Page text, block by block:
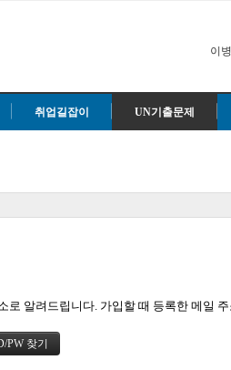
이
취업길잡이 UN기출문제
로 알려드립니다. 가입할 때 등록한 메일